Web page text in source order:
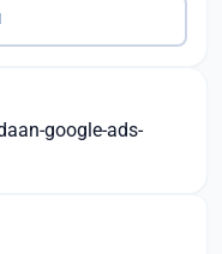
google-ads-